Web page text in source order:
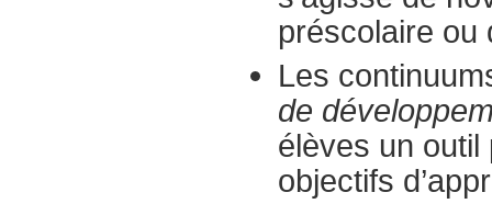
préscolaire ou
Les
de
élèves un outil
objectifs